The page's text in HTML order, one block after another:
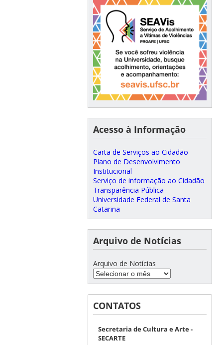
Acesso à Informação
Carta de Serviços ao Cidadão
Plano de Desenvolvimento
Institucional
Serviço de informação ao Cidadão
Transparência Pública
Universidade Federal de Santa
Catarina
Arquivo de Notícias
Arquivo de Notícias
CONTATOS
Secretaria de Cultura e Arte -
SECARTE